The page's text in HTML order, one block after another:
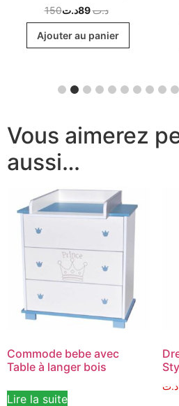
150 د.ت89د.ت
Ajouter au panier
Vous aimerez
aussi…
Commode bebe avec
Table à langer bois
Lire la suite
د.ت